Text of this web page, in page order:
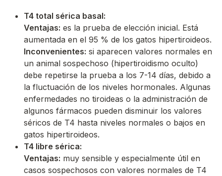
T4 total sérica basal:
Ventajas: es la prueba de elección inicial. Está
aumentada en el 95 % de los gatos hipertiroideos.
Inconvenientes: si aparecen valores normales en
un animal sospechoso (hipertiroidismo oculto)
debe repetirse la prueba a los 7-14 días, debido a
la fluctuación de los niveles hormonales. Algunas
enfermedades no tiroideas o la administración de
algunos fármacos pueden disminuir los valores
séricos de T4 hasta niveles normales o bajos en
gatos hipertiroideos.
T4 libre sérica:
Ventajas: muy sensible y especialmente útil en
casos sospechosos con valores normales de T4